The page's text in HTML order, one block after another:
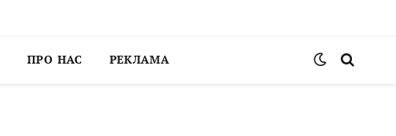
ПРО НАС РЕКЛАМА